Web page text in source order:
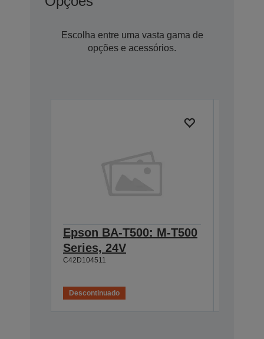
Escolha entre uma vasta gama de
opções e acessórios.
Epson BA-T500: M-T500
Series, 24V
C42D104511
Descontinuado